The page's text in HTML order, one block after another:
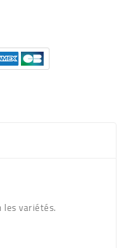
variétés.